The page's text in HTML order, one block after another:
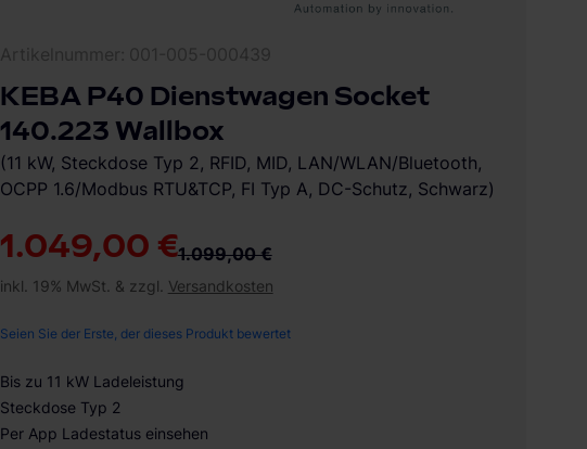
1.049,00 €1.099,00 €
inkl. 19% MwSt. & zzgl. Versandkosten
Seien Sie der Erste, der dieses Produkt bewertet
Bis zu 11 kW Ladeleistung
Steckdose Typ 2
Per App Ladestatus einsehen
KEBA P40 Dienstwagen Socket
140.223 Wallbox
(11 kW, Steckdose Typ 2, RFID, MID, LAN/WLAN/Bluetooth,
OCPP 1.6/Modbus RTU&TCP, FI Typ A, DC-Schutz, Schwarz)